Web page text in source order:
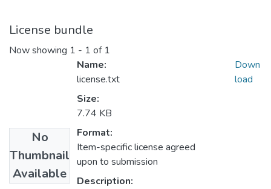
License bundle
Now showing 1 - 1 of 1
No
Thumbnail
Available
Name:
license.txt
Size:
7.74 KB
Format:
Item-specific license agreed
upon to submission
Description:
Down
load